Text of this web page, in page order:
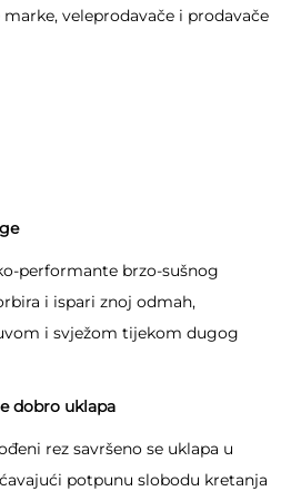
marke, veleprodavače i prodavače
performante brzo-sušnog
i ispari znoj odmah,
i svježom tijekom dugog
dobro uklapa
rez savršeno se uklapa u
potpunu slobodu kretanja